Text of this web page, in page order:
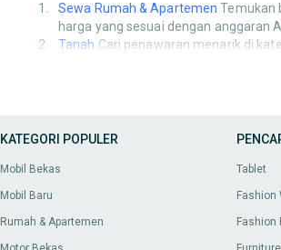
Sewa Rumah & Apartemen Temukan
harga yang sesuai dengan anggaran
Tanah Cari penawaran menarik di
mendukung bisnis Anda! Semua
mendukung bisnis Anda! Semua
Cara Mendapatkan Rumah &
KATEGORI POPULER
Mobil Bekas
Mobil Baru
Rumah & Apartemen
Tablet
Fashion
Fashion